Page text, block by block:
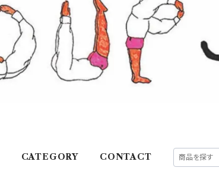
CATEGORY CONTACT